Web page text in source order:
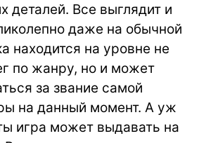
деталей. Все выглядит и
даже на обычной
находится на уровне не
по жанру, но и может
за звание самой
на данный момент. А уж
игра может выдавать на